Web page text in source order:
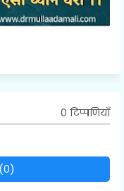
0 टिप्पणियाँ